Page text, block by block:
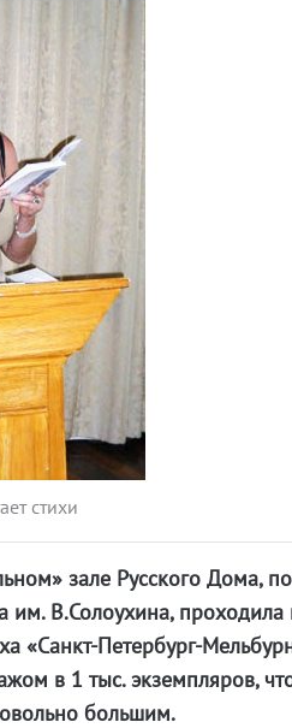
стихи
зале Русского Дома,
им. В.Солоухина, проходила
«Санкт-Петербург-
в 1 тыс. экземпляров,
большим.